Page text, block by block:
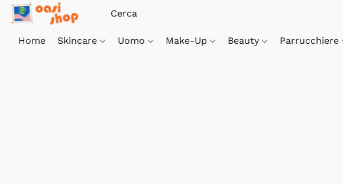
Home Skincare Uomo Make-Up Beauty Parrucchiere